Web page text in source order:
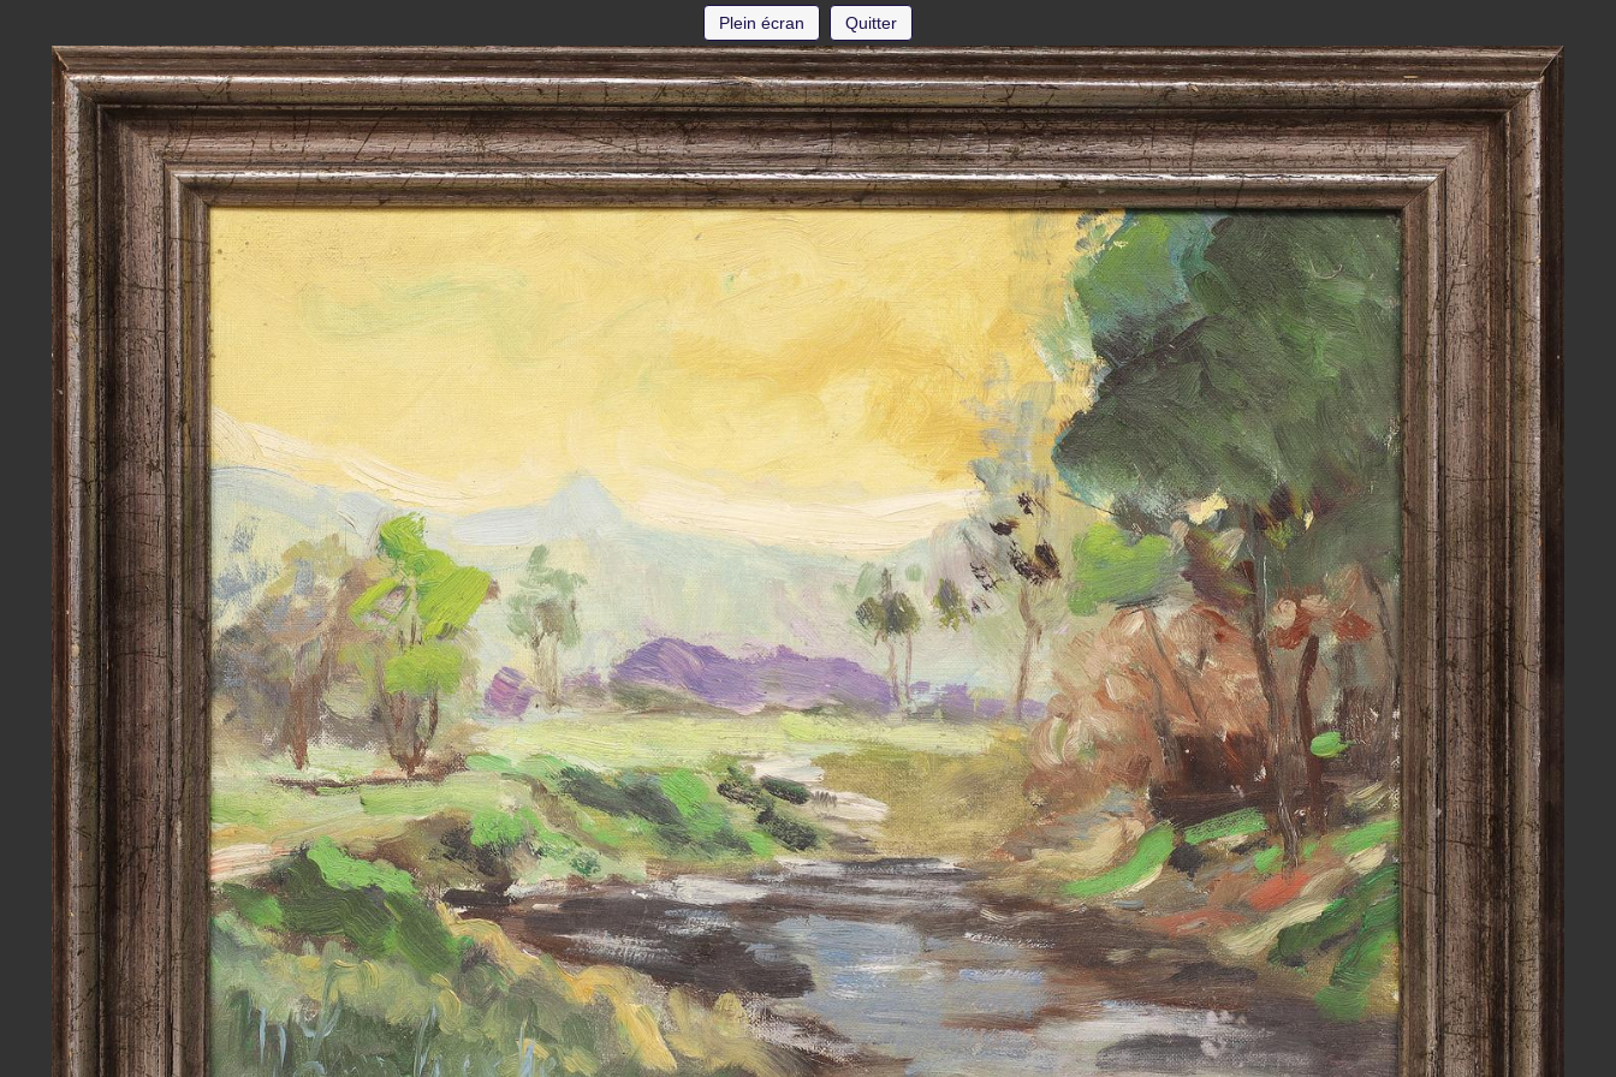
Plein écran Quitter